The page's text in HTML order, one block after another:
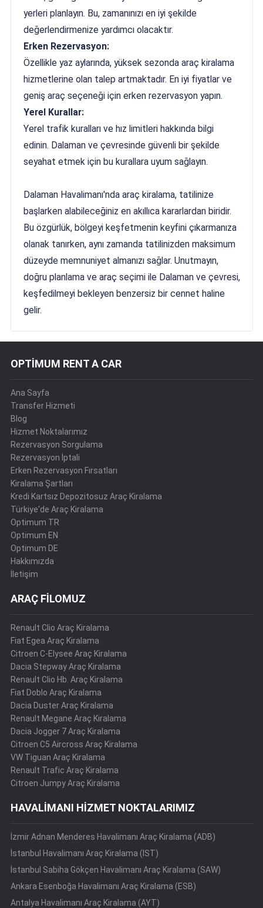
yerleri planlayın. Bu, zamanınızı en iyi şekilde
değerlendirmenize yardımcı olacaktır.
Erken Rezervasyon:
Özellikle yaz aylarında, yüksek sezonda araç kiralama
hizmetlerine olan talep artmaktadır. En iyi fiyatlar ve
geniş araç seçeneği için erken rezervasyon yapın.
Yerel Kurallar:
Yerel trafik kuralları ve hız limitleri hakkında bilgi
edinin. Dalaman ve çevresinde güvenli bir şekilde
seyahat etmek için bu kurallara uyum sağlayın.
Dalaman Havalimanı'nda araç kiralama, tatilinize
başlarken alabileceğiniz en akıllıca kararlardan biridir.
Bu özgürlük, bölgeyi keşfetmenin keyfini çıkarmanıza
olanak tanırken, aynı zamanda tatilinizden maksimum
düzeyde memnuniyet almanızı sağlar. Unutmayın,
doğru planlama ve araç seçimi ile Dalaman ve çevresi,
keşfedilmeyi bekleyen benzersiz bir cennet haline
gelir.
OPTİMUM RENT A CAR
Ana Sayfa
Transfer Hizmeti
Blog
Hizmet Noktalarımız
Rezervasyon Sorgulama
Rezervasyon İptali
Erken Rezervasyon Fırsatları
Kiralama Şartları
Kredi Kartsız Depozitosuz Araç Kiralama
Türkiye'de Araç Kiralama
Optimum TR
Optimum EN
Optimum DE
Hakkımızda
İletişim
ARAÇ FİLOMUZ
Renault Clio Araç Kiralama
Fiat Egea Araç Kiralama
Citroen C-Elysee Araç Kiralama
Dacia Stepway Araç Kiralama
Renault Clio Hb. Araç Kiralama
Fiat Doblo Araç Kiralama
Dacia Duster Araç Kiralama
Renault Megane Araç Kiralama
Dacia Jogger 7 Araç Kiralama
Citroen C5 Aircross Araç Kiralama
VW Tiguan Araç Kiralama
Renault Trafic Araç Kiralama
Citroen Jumpy Araç Kiralama
HAVALİMANI HİZMET NOKTALARIMIZ
İzmir Adnan Menderes Havalimanı Araç Kiralama (ADB)
İstanbul Havalimanı Araç Kiralama (IST)
İstanbul Sabiha Gökçen Havalimanı Araç Kiralama (SAW)
Ankara Esenboğa Havalimanı Araç Kiralama (ESB)
Antalya Havalimanı Araç Kiralama (AYT)